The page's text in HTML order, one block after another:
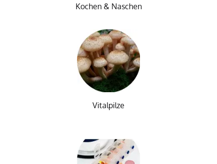
Kochen & Naschen
Vitalpilze